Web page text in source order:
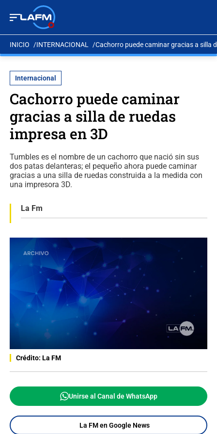
INICIO INTERNACIONAL Cachorro puede caminar gracias a silla
Internacional
Cachorro puede caminar
gracias a silla de ruedas
impresa en 3D
Tumbles es el nombre de un cachorro que nació sin sus
dos patas delanteras; el pequeño ahora puede caminar
gracias a una silla de ruedas construida a la medida con
una impresora 3D.
La Fm
Crédito: La FM
Unirse al Canal de WhatsApp
La FM en Google News